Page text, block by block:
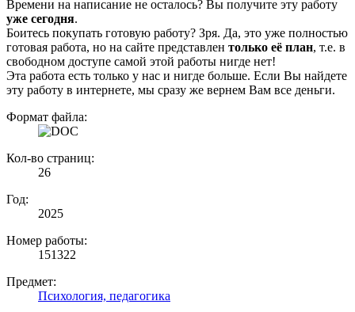
Времени на написание не осталось? Вы получите эту работу
уже сегодня.
Боитесь покупать готовую работу? Зря. Да, это уже полностью
готовая работа, но на сайте представлен только её план, т.е. в
свободном доступе самой этой работы нигде нет!
Эта работа есть только у нас и нигде больше. Если Вы найдете
эту работу в интернете, мы сразу же вернем Вам все деньги.
Формат файла:
Кол-во страниц:
26
Год:
2025
Номер работы:
151322
Предмет:
Психология, педагогика